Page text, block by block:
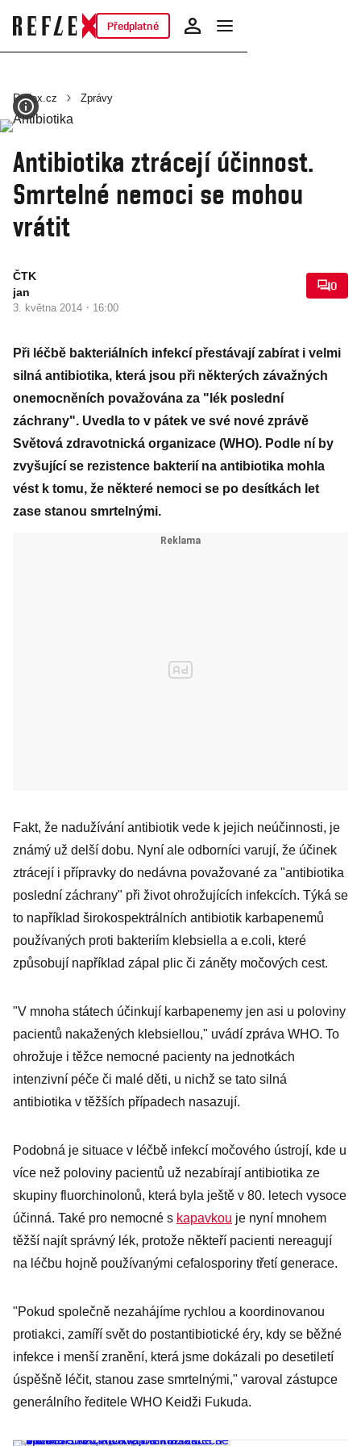
Předplatné
Reflex.cz Zprávy
Antibiotika ztrácejí účinnost.
Smrtelné nemoci se mohou
vrátit
ČTK
jan
3. května 2014 · 16:00
0
Při léčbě bakteriálních infekcí přestávají zabírat i velmi
silná antibiotika, která jsou při některých závažných
onemocněních považována za "lék poslední
záchrany". Uvedla to v pátek ve své nové zprávě
Světová zdravotnická organizace (WHO). Podle ní by
zvyšující se rezistence bakterií na antibiotika mohla
vést k tomu, že některé nemoci se po desítkách let
zase stanou smrtelnými.
Fakt, že nadužívání antibiotik vede k jejich neúčinnosti, je
známý už delší dobu. Nyní ale odborníci varují, že účinek
ztrácejí i přípravky do nedávna považované za "antibiotika
poslední záchrany" při život ohrožujících infekcích. Týká se
to například širokospektrálních antibiotik karbapenemů
používaných proti bakteriím klebsiella a e.coli, které
způsobují například zápal plic či záněty močových cest.
"V mnoha státech účinkují karbapenemy jen asi u poloviny
pacientů nakažených klebsiellou," uvádí zpráva WHO. To
ohrožuje i těžce nemocné pacienty na jednotkách
intenzivní péče či malé děti, u nichž se tato silná
antibiotika v těžších případech nasazují.
Podobná je situace v léčbě infekcí močového ústrojí, kde u
více než poloviny pacientů už nezabírají antibiotika ze
skupiny fluorchinolonů, která byla ještě v 80. letech vysoce
účinná. Také pro nemocné s kapavkou je nyní mnohem
těžší najít správný lék, protože někteří pacienti nereagují
na léčbu hojně používanými cefalosporiny třetí generace.
"Pokud společně nezahájíme rychlou a koordinovanou
protiakci, zamíří svět do postantibiotické éry, kdy se běžné
infekce i menší zranění, která jsme dokázali po desetiletí
úspěšně léčit, stanou zase smrtelnými," varoval zástupce
generálního ředitele WHO Keidži Fukuda.